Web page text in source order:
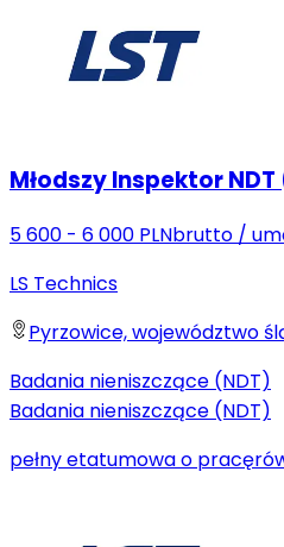
Młodszy Inspektor
5 600 - 6 000 PLNbrutto /
LS Technics
Pyrzowice, województwo
Badania nieniszczące (NDT)
Badania nieniszczące (NDT)
pełny etatumowa o pracę